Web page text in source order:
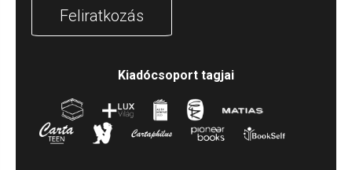
Feliratkozás
Kiadócsoport tagjai